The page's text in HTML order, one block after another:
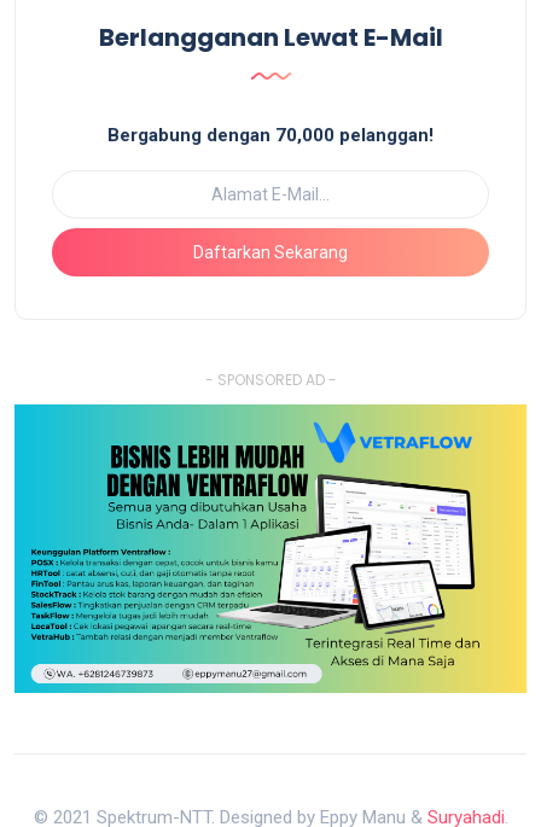
Berlangganan Lewat E-Mail
Bergabung dengan 70,000 pelanggan!
Daftarkan Sekarang
- SPONSORED AD -
© 2021 Spektrum-NTT. Designed by Eppy Manu & Suryahadi.